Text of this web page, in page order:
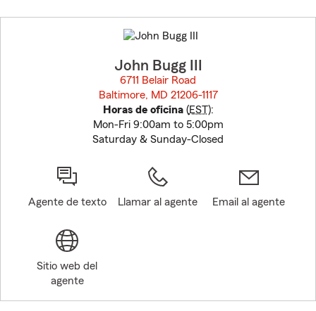
to
before
John Bugg III
6711 Belair Road
Baltimore, MD 21206-1117
Horas de oficina(EST):
Mon-Fri 9:00am to 5:00pm
Saturday & Sunday-Closed
Agente de texto Llamar al agente Email al agente
Sitio web del
agente